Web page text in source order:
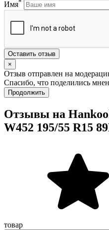
Имя*
Оставить отзыв
×
Отзыв отправлен на
Спасибо, что поделились
Продолжить
Отзывы на
W452 195/55 R15
товар